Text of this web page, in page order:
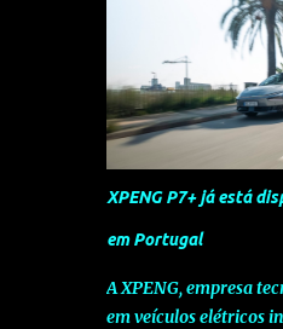
XPENG P7+ já está
em Portugal
A XPENG, empresa
em veículos elétricos